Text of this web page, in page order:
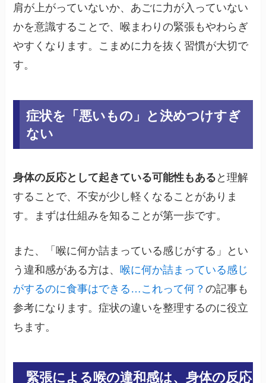
肩が上がっていないか、あごに力が入っていない
かを意識することで、喉まわりの緊張もやわらぎ
やすくなります。こまめに力を抜く習慣が大切で
す。
症状を「悪いもの」と決めつけすぎ
ない
身体の反応として起きている可能性もある と理解
することで、不安が少し軽くなることがありま
す。まずは仕組みを知ることが第一歩です。
また、「喉に何か詰まっている感じがする」とい
う違和感がある方は、喉に何か詰まっている感じ
がするのに食事はできる…これって何？の記事も
参考になります。症状の違いを整理するのに役立
ちます。
緊張による喉の違和感は、身体の反応